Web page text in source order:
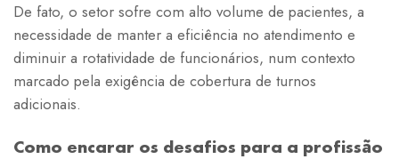
De fato, o setor sofre com alto volume de pacientes, a
necessidade de manter a eficiência no atendimento e
diminuir a rotatividade de funcionários, num contexto
marcado pela exigência de cobertura de turnos
adicionais.
Como encarar os desafios para a profissão